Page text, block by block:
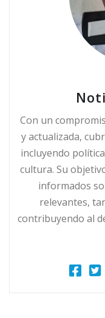
Con un
y actualizada,
incluyendo
cultura. Su
informados
relevantes,
contribuyendo al